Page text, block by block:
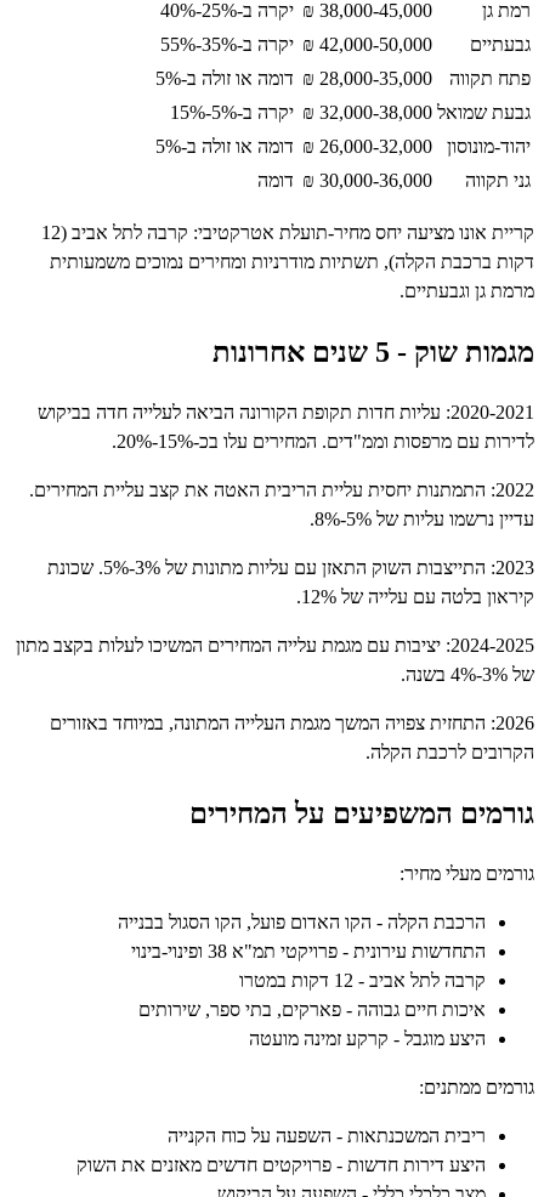
38,000-45,000 ₪
יקרה ב-25%-40%
42,000-50,000 ₪
יקרה ב-35%-55%
28,000-35,000 ₪
דומה או זולה ב-5%
שמואל 32,000-38,000 ₪
יקרה ב-5%-15%
26,000-32,000 ₪
דומה או זולה ב-5%
30,000-36,000 ₪ דומה
קריית אונו מציעה יחס מחיר-תועלת אטרקטיבי: קרבה לתל אביב (12
הקלה), תשתיות מודרניות ומחירים נמוכים משמעותית
וגבעתיים.
- 5 שנים אחרונות
2020-2021: עליות חדות תקופת הקורונה הביאה לעלייה חדה בביקוש
עם מרפסות וממ"דים. המחירים עלו בכ-15%-20%.
2022: התמתנות יחסית עליית הריבית האטה את קצב עליית המחירים.
עליות של 5%-8%.
2023: התייצבות השוק התאזן עם עליות מתונות של 3%-5%. שכונת
בלטה עם עלייה של 12%.
2024-2025: יציבות עם מגמת עלייה המחירים המשיכו לעלות בקצב מתון
2026: התחזית צפויה המשך מגמת העלייה המתונה, במיוחד באזורים
לרכבת הקלה.
המשפיעים על המחירים
מעלי מחיר:
הרכבת הקלה - הקו האדום פועל, הקו הסגול בבנייה
התחדשות עירונית - פרויקטי תמ"א 38 ופינוי-בינוי
קרבה לתל אביב - 12 דקות במטרו
איכות חיים גבוהה - פארקים, בתי ספר, שירותים
היצע מוגבל - קרקע זמינה מועטה
ממתנים:
ריבית המשכנתאות - השפעה על כוח הקנייה
היצע דירות חדשות - פרויקטים חדשים מאזנים את השוק